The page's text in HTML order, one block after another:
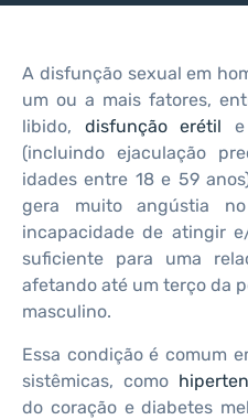
A disfunção sexual em
um ou a mais fatores,
libido, disfunção erétil e
(incluindo ejaculação
idades entre 18 e 59
gera muito angústia
incapacidade de atingir
suficiente para uma
afetando até um terço da
masculino.
Essa condição é comum
sistêmicas, como
do coração e diabetes